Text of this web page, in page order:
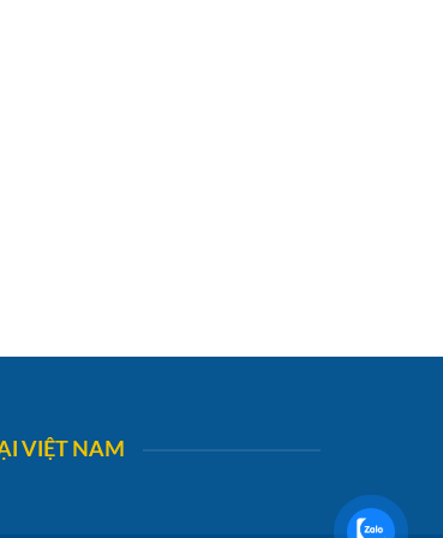
VIỆT NAM